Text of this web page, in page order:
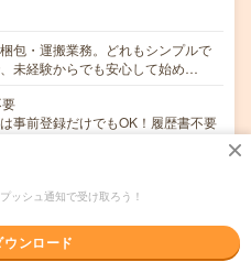
包・運搬業務。どれもシンプルで
未経験からでも安心して始め…
事前登録だけでもOK！履歴書不要
40代
ッシュ通知で受け取ろう！
ンロード